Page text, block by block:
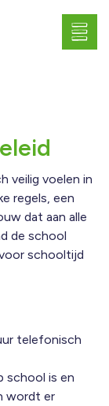
veilig voelen in
regels, een
dat aan alle
de school
schooltijd
telefonisch
school is en
wordt er